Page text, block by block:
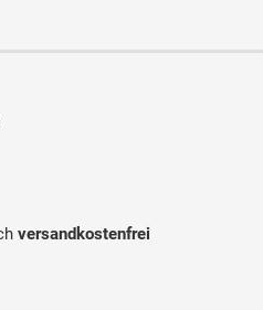
versandkostenfrei